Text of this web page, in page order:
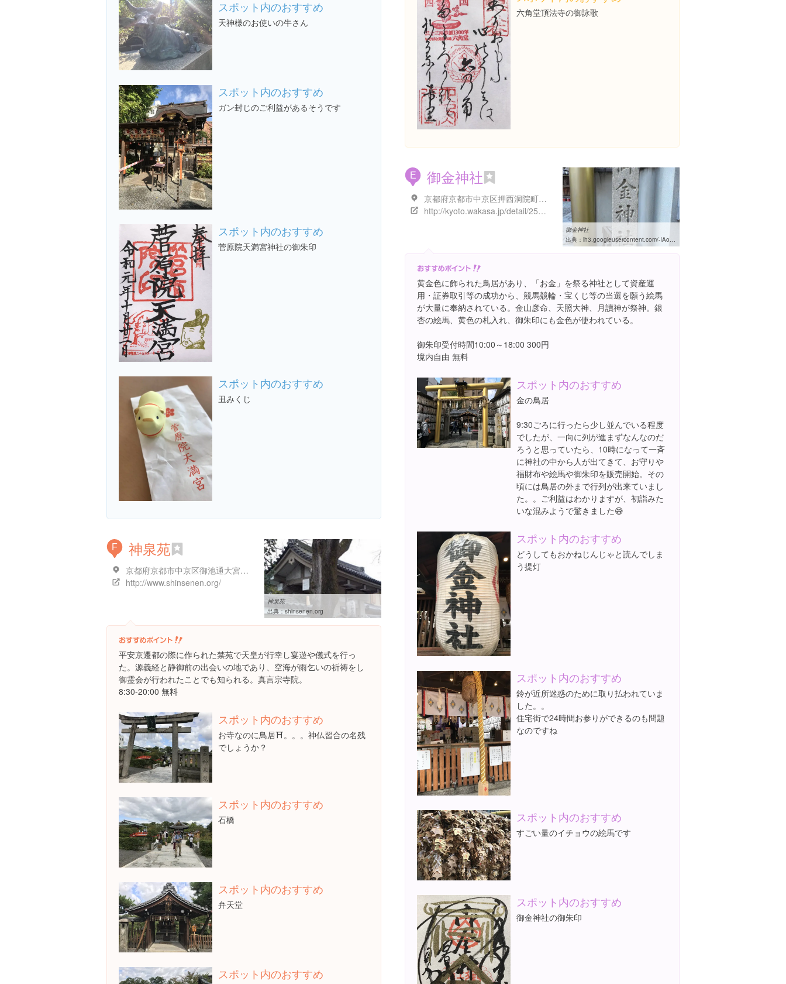
六角堂頂法寺の御詠歌
スポット内のおすすめ
天神様のお使いの牛さん
スポット内のおすすめ
ガン封じのご利益があるそうです
スポット内のおすすめ
菅原院天満宮神社の御朱印
スポット内のおすすめ
丑みくじ
E 御金神社
京都府京都市中京区押西洞院町６１４
http://kyoto.wakasa.jp/detail/25/372/
御金神社
出典： lh3.googleusercontent.com/-IAo6an6mcV8/UMKYarLa9iI/AAAAAAAABF8/2FFbvS9E0tY/w460-h310-s0/%25E5%25BE%25A1%25E9%2587%2591%25E7%25A5%259E%25E7%25A4%25BE
黄金色に飾られた鳥居があり、「お金」を祭る神社として資産運
用・証券取引等の成功から、競馬競輪・宝くじ等の当選を願う絵馬
が大量に奉納されている。金山彦命、天照大神、月讀神が祭神。銀
杏の絵馬、黄色の札入れ、御朱印にも金色が使われている。
御朱印受付時間10:00～18:00 300円
境内自由 無料
スポット内のおすすめ
金の鳥居
9:30ごろに行ったら少し並んでいる程度
でしたが、一向に列が進まずなんなのだ
ろうと思っていたら、10時になって一斉
に神社の中から人が出てきて、お守りや
福財布や絵馬や御朱印を販売開始。その
頃には鳥居の外まで行列が出来ていまし
た。。ご利益はわかりますが、初詣みた
いな混みようで驚きました😅
スポット内のおすすめ
どうしてもおかねじんじゃと読んでしま
う提灯
スポット内のおすすめ
鈴が近所迷惑のために取り払われていま
した。。
住宅街で24時間お参りができるのも問題
なのですね
スポット内のおすすめ
すごい量のイチョウの絵馬です
スポット内のおすすめ
御金神社の御朱印
F 神泉苑
京都府京都市中京区御池通大宮西入上る門前町１６６
http://www.shinsenen.org/
神泉苑
出典：shinsenen.org
平安京遷都の際に作られた禁苑で天皇が行幸し宴遊や儀式を行っ
た。源義経と静御前の出会いの地であり、空海が雨乞いの祈祷をし
御霊会が行われたことでも知られる。真言宗寺院。
8:30-20:00 無料
スポット内のおすすめ
お寺なのに鳥居⛩。。。神仏習合の名残
でしょうか？
スポット内のおすすめ
石橋
スポット内のおすすめ
弁天堂
スポット内のおすすめ